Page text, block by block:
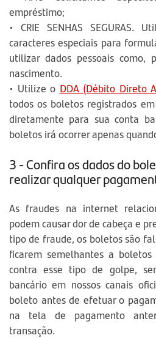
empréstimo;
• CRIE SENHAS SEGURAS.
caracteres especiais para
utilizar dados pessoais como,
nascimento.
• Utilize o DDA (Débito Direto
todos os boletos registrados
diretamente para sua conta
boletos irá ocorrer apenas
3 - Confira os dados do
realizar qualquer
As fraudes na internet
podem causar dor de cabeça e
tipo de fraude, os boletos são
ficarem semelhantes a
contra esse tipo de golpe,
bancário em nossos canais
boleto antes de efetuar o
na tela de pagamento
transação.